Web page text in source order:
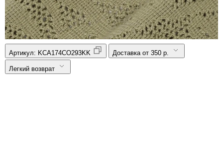
Артикул: KCA174CO293KK Доставка от 350 р.
Легкий возврат